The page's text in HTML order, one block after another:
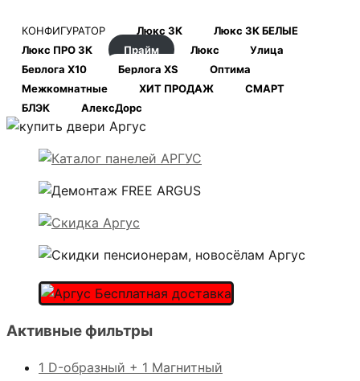
КОНФИГУРАТОР Люкс 3К
Люкс 3К БЕЛЫЕ
Люкс ПРО 3К
Прайм Люкс
Улица
Берлога Х10
Берлога XS
Оптима
Межкомнатные
ХИТ ПРОДАЖ
СМАРТ
БЛЭК
АлексДорс
Активные фильтры
1 D-образный + 1 Магнитный